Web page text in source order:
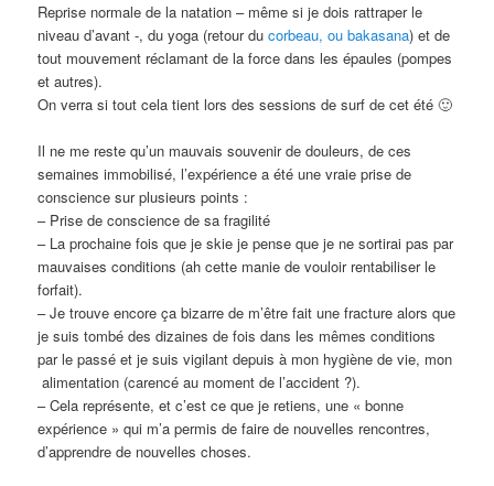
Reprise normale de la natation – même si je dois rattraper le
niveau d’avant -, du yoga (retour ducorbeau, ou bakasana) et de
tout mouvement réclamant de la force dans les épaules (pompes
et autres).
On verra si tout cela tient lors des sessions de surf de cet été 🙂
Il ne me reste qu’un mauvais souvenir de douleurs, de ces
semaines immobilisé, l’expérience a été une vraie prise de
conscience sur plusieurs points :
– Prise de conscience de sa fragilité
– La prochaine fois que je skie je pense que je ne sortirai pas par
mauvaises conditions (ah cette manie de vouloir rentabiliser le
forfait).
– Je trouve encore ça bizarre de m’être fait une fracture alors que
je suis tombé des dizaines de fois dans les mêmes conditions
par le passé et je suis vigilant depuis à mon hygiène de vie, mon
alimentation (carencé au moment de l’accident ?).
– Cela représente, et c’est ce que je retiens, une « bonne
expérience » qui m’a permis de faire de nouvelles rencontres,
d’apprendre de nouvelles choses.